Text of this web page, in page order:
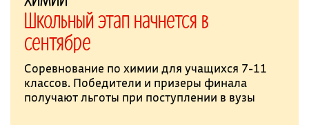
Школьный этап начнется в
сентябре
Соревнование по химии для учащихся 7-11
классов. Победители и призеры финала
получают льготы при поступлении в вузы